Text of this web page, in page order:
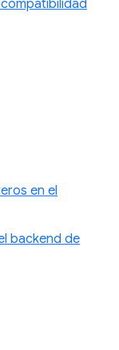
en el
backend de